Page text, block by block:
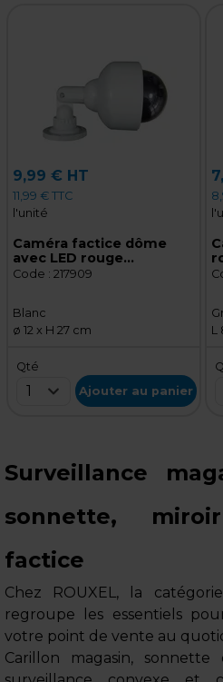
9,99 € HT
11,99 € TTC
l'unité
Caméra factice dôme
avec LED rouge
clignotant ø 12 x 27 cm -
Code : 217909
Blanc
ø 12 x H 27 cm
Qté
1 Ajouter au panier
L
Surveillance
sonnette,
factice
Chez ROUXEL, la
regroupe les essentiels
votre point de vente au
Carillon magasin,